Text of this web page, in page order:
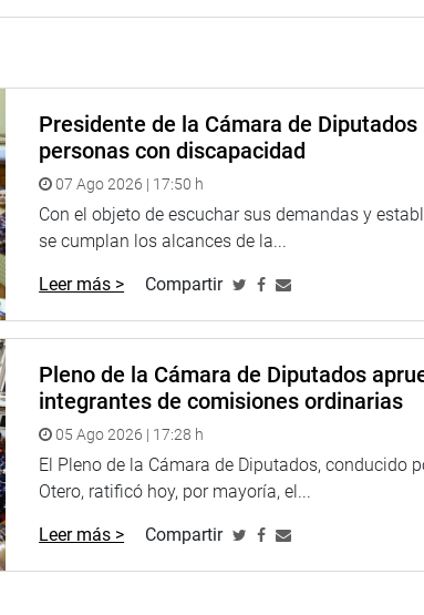
Presidente de la Cámara de
personas con discapacidad
07 Ago 2026 | 17:50 h
Con el objeto de escuchar sus demandas y
se cumplan los alcances de la...
Leer más > Compartir
Pleno de la Cámara de Diputados
integrantes de comisiones ordinarias
05 Ago 2026 | 17:28 h
El Pleno de la Cámara de Diputados, conducido
Otero, ratificó hoy, por mayoría, el...
Leer más > Compartir